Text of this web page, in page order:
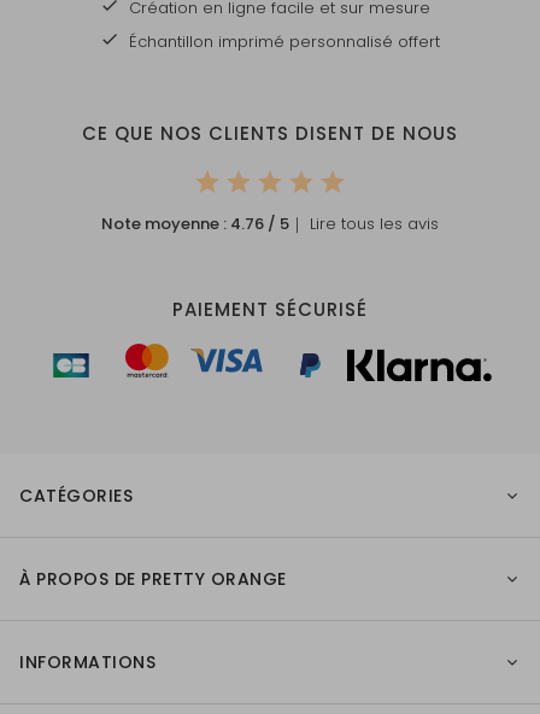
Création en ligne facile et sur mesure
Échantillon imprimé personnalisé offert
CE QUE NOS CLIENTS DISENT DE NOUS
Note moyenne : 4.76 / 5 ｜ Lire tous les avis
PAIEMENT SÉCURISÉ
CATÉGORIES
À PROPOS DE PRETTY ORANGE
INFORMATIONS